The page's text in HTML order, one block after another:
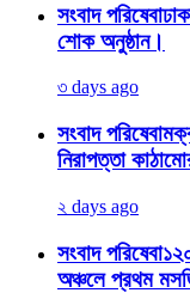
সংবাদ পরিষেবা
শোক অনুষ্ঠান।
৩ days ago
সংবাদ পরিষেবা
নিরাপত্তা
২ days ago
সংবাদ পরিষেবা
অঞ্চলে প্রথম